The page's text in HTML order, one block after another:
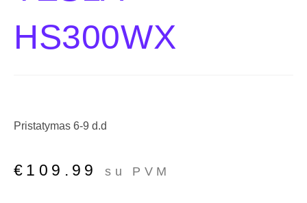
HS300WX
Pristatymas 6-9 d.d
€ 109.99 su PVM